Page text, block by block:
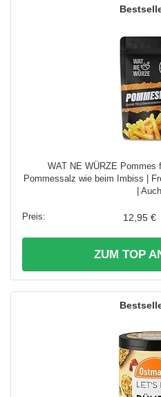
WAT NE WÜRZE Pommes
Pommessalz wie beim Imbiss |
|
12,95 €
ZUM TOP